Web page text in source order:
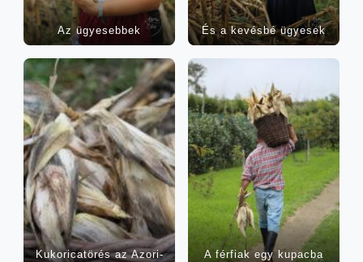
Az ügye­seb­bek És a kevés­bé ügyesek
Kuko­ri­ca­tö­rés az Azori-
A fér­fi­ak egy kupac­ba